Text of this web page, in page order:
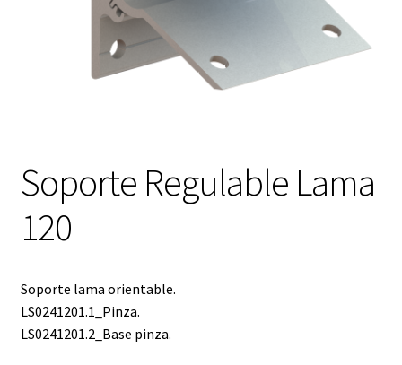
Soporte Regulable Lama
120
Soporte lama orientable.
LS0241201.1_Pinza.
LS0241201.2_Base pinza.